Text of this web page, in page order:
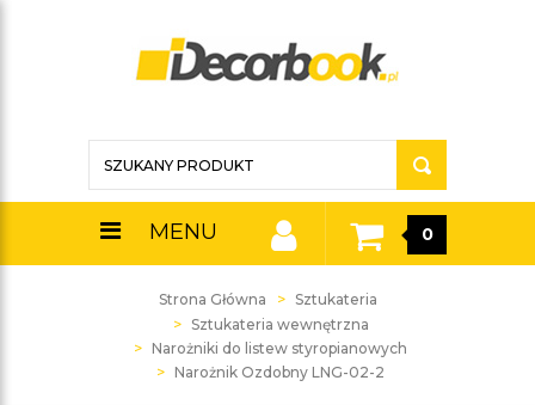
MENU 0
Strona Główna
Sztukateria
Sztukateria wewnętrzna
Narożniki do listew styropianowych
Narożnik Ozdobny LNG-02-2